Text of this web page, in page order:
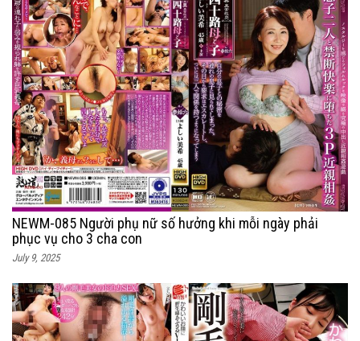
NEWM-085 Người phụ nữ số hưởng khi mỗi ngày phải
phục vụ cho 3 cha con
July 9, 2025